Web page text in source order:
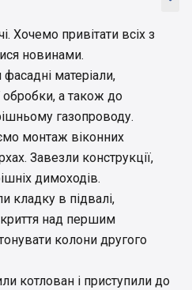
Хочемо привітати всіх з
новинами.
матеріали,
обробки, а також до
газопроводу.
монтаж віконних
Завезли конструкції,
димоходів.
кладку в підвалі,
над першим
колони другого
котлован і приступили до